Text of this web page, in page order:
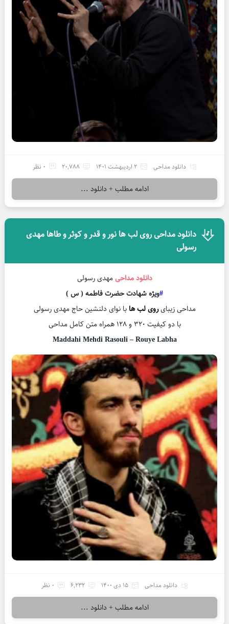
دانلود مداحی 2 اردیبهشت 1401 20,788 0 نظر
ادامه مطلب + دانلود ...
دانلود مداحی روی لب ها نور و قدر و کوثر و طاها مهدی
رسولی
دانلود مداحیمهدی رسولی
#ویژه شهادت حضرت فاطمه ( س )
مداحی زیبایروی لب ها با نوای دلنشین حاج مهدی رسولی
با دو کیفیت ۳۲۰ و ۱۲۸ همراه متن کامل مداحی
Maddahi Mehdi Rasouli – Rouye Labha
دانلود مداحی 15 دی 1400 6,232 0 نظر
ادامه مطلب + دانلود ...